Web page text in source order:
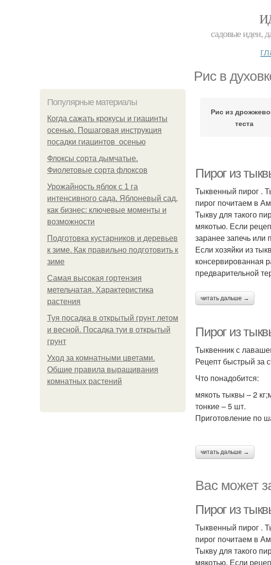
садовые идеи,
Рис в
Популярные материалы
Когда сажать крокусы и гиацинты
осенью. Пошаговая инструкция
посадки гиацинтов осенью
Флоксы сорта дымчатые.
Фиолетовые сорта флоксов
Урожайность яблок с 1 га
интенсивного сада. Яблоневый сад,
как бизнес: ключевые моменты и
возможности
Подготовка кустарников и деревьев
к зиме. Как правильно подготовить к
зиме
Самая высокая гортензия
метельчатая. Характеристика
растения
Туя посадка в открытый грунт летом
и весной. Посадка туи в открытый
грунт
Уход за комнатными цветами.
Общие правила выращивания
комнатных растений
Рис из
теста
Пирог из
Тыквенный пирог .
пирог почитаем в
Тыкву для такого
мякотью. Если
заранее запечь или
Если хозяйки из
консервированная
предварительной
читать дальше →
Пирог из
Тыквенник с
Рецепт быстрый за
Что понадобится:
мякоть тыквы – 2
тонкие – 5 шт.
Приготовление по
читать дальше →
Вас может
Пирог из
Тыквенный пирог .
пирог почитаем в
Тыкву для такого
мякотью. Если